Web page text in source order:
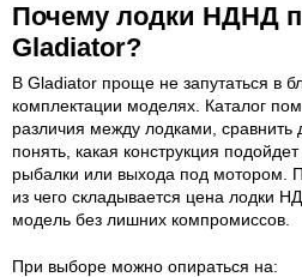
Почему лодки НДНД
Gladiator?
В Gladiator проще не запутаться в
комплектации моделях. Каталог
различия между лодками, сравнить
понять, какая конструкция
рыбалки или выхода под мотором.
из чего складывается цена лодки
модель без лишних компромиссов.
При выборе можно опираться на: